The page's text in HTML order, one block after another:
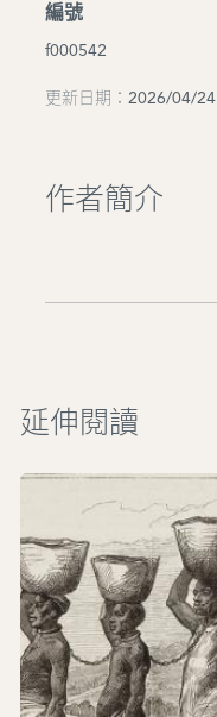
編號
f000542
更新日期：2026/04/24
作者簡介
延伸閱讀